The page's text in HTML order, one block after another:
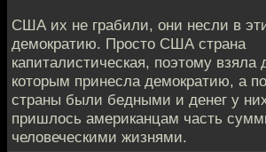
США их не грабили, они несли в
демократию. Просто США страна
капиталистическая, поэтому взяла
которым принесла демократию, а
страны были бедными и денег у
пришлось американцам часть
человеческими жизнями.